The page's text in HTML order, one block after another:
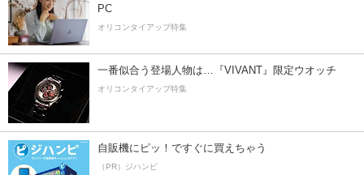
PC
オリコンタイアップ特集
一番似合う登場人物は…『VIVANT』限定ウオッチ
オリコンタイアップ特集
自販機にピッ！ですぐに買えちゃう
（PR）ジハンピ